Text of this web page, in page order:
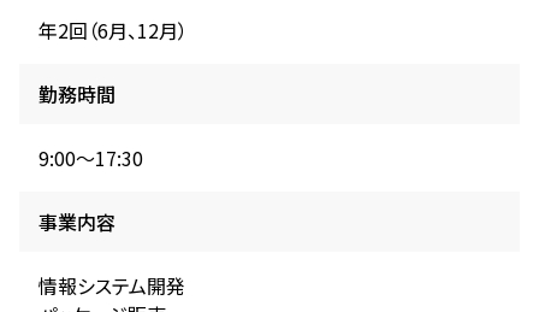
年2回（6月、12月）
勤務時間
9:00～17:30
事業内容
情報システム開発